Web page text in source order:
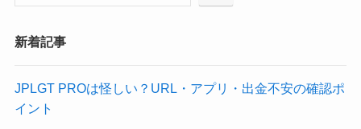
新着記事
JPLGT PROは怪しい？URL・アプリ・出金不安の確認ポ
イント